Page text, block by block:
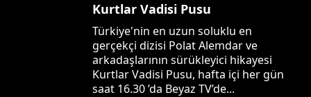
Kurtlar Vadisi Pusu
Türkiye'nin en uzun soluklu en
gerçekçi dizisi Polat Alemdar ve
arkadaşlarının sürükleyici hikayesi
Kurtlar Vadisi Pusu, hafta içi her gün
saat 16.30 ’da Beyaz TV’de...